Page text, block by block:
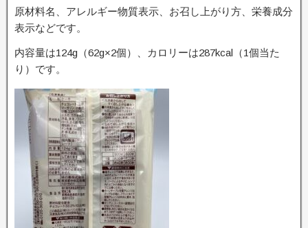
原材料名、アレルギー物質表示、お召し上がり方、栄養成分
表示などです。
内容量は124g（62g×2個）、カロリーは287kcal（1個当た
り）です。